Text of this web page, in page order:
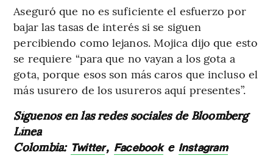
Aseguró que no es suficiente el esfuerzo por
bajar las tasas de interés si se siguen
percibiendo como lejanos. Mojica dijo que esto
se requiere “para que no vayan a los gota a
gota, porque esos son más caros que incluso el
más usurero de los usureros aquí presentes”.
Síguenos en las redes sociales de Bloomberg
Línea
Colombia: Twitter, Facebooke Instagram